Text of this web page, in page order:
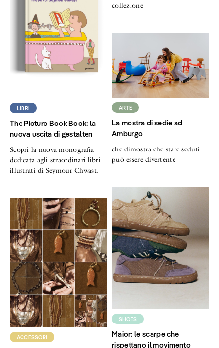
collezione
LIBRI
The Picture Book Book: la
nuova uscita di gestalten
Scopri la nuova monografia
dedicata agli straordinari libri
illustrati di Seymour Chwast.
ARTE
La mostra di sedie ad
Amburgo
che dimostra che stare seduti
può essere divertente
ACCESSORI
SHOES
Maior: le scarpe che
rispettano il movimento